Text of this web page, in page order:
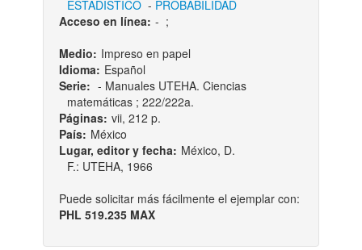
ESTADÍSTICO- PROBABILIDAD
Acceso en línea: - ;
Medio: Impreso en papel
Idioma: Español
Serie: - Manuales UTEHA. Ciencias
matemáticas ; 222/222a.
Páginas: vii, 212 p.
País: México
Lugar, editor y fecha: México, D.
F.: UTEHA, 1966
Puede solicitar más fácilmente el ejemplar con:
PHL 519.235 MAX